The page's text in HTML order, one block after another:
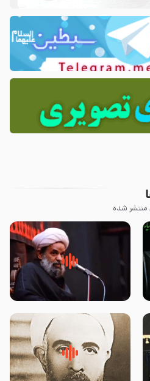
شده
روضه جانسوز پاره های جگر امام
حسن مجتبی علیه السلام-حجت
روضه‌ی مجلس یزید ملعون و